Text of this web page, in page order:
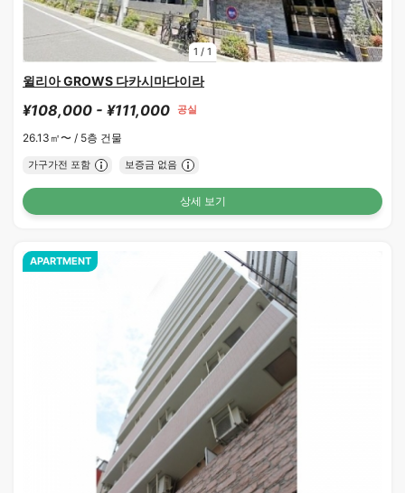
1 / 1
윌리아 GROWS 다카시마다이라
¥108,000 - ¥111,000 공실
26.13㎡〜 / 5층 건물
가구가전 포함 보증금 없음
상세 보기
APARTMENT